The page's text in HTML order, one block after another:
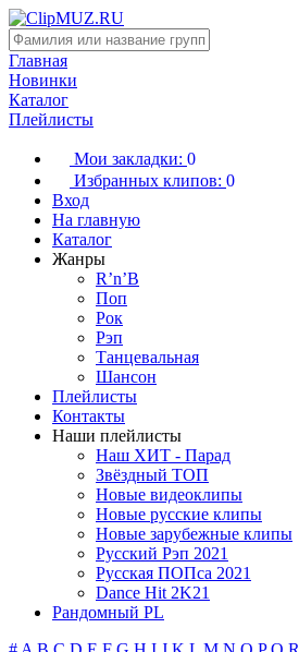
Главная
Новинки
Каталог
Плейлисты
Мои закладки: 0
Избранных клипов: 0
Вход
На главную
Каталог
Жанры
R’n’B
Поп
Рок
Рэп
Танцевальная
Шансон
Плейлисты
Контакты
Наши плейлисты
Наш ХИТ - Парад
Звёздный ТОП
Новые видеоклипы
Новые русские клипы
Новые зарубежные клипы
Русский Рэп 2021
Русская ПОПса 2021
Dance Hit 2K21
Рандомный PL